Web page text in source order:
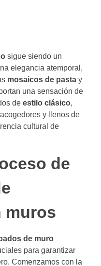
sigue siendo un
elegancia atemporal,
mosaicos de pasta y
una sensación de
de estilo clásico,
y llenos de
cultural de
de
muros
de muro
para garantizar
Comenzamos con la